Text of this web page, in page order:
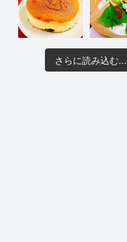
さらに読み込む...